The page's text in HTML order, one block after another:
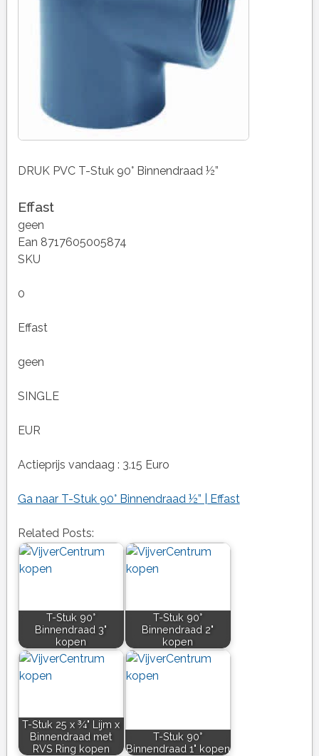
DRUK PVC T-Stuk 90° Binnendraad ½”
Effast
geen
Ean 8717605005874
SKU
0
Effast
geen
SINGLE
EUR
Actieprijs vandaag : 3.15 Euro
Ga naar T-Stuk 90° Binnendraad ½” | Effast
Related Posts:
T-Stuk 90°
Binnendraad 3"
kopen
T-Stuk 90°
Binnendraad 2"
kopen
T-Stuk 25 x ¾" Lijm x
Binnendraad met
RVS Ring kopen
T-Stuk 90°
Binnendraad 1" kopen